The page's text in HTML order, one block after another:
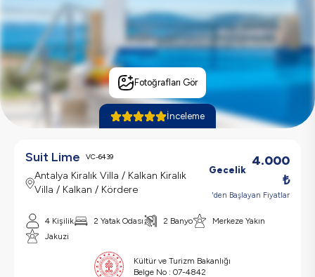
Fotoğrafları Gör
İnceleme
Suit Lime VC-6439
Antalya Kiralık Villa / Kalkan Kiralık
Villa / Kalkan / Kördere
Gecelik
4.000
₺
'den Başlayan Fiyatlar
4 Kişilik 2 Yatak Odası 2 Banyo
Merkeze Yakın
Jakuzi
Kültür ve Turizm Bakanlığı
Belge No : 07-4842